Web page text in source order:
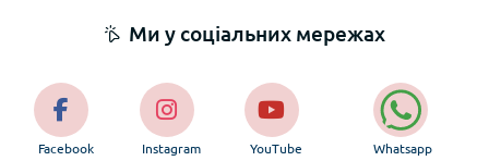
Ми у соціальних мережах
Facebook Instagram YouTube Whatsapp